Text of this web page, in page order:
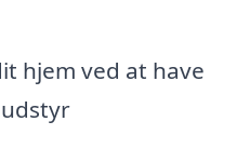
hjem ved at have